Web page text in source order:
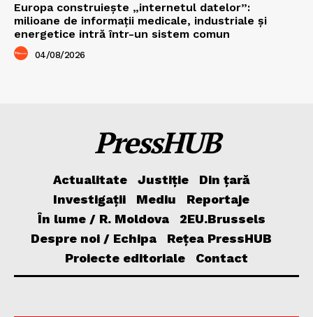
Europa construiește „internetul datelor”:
milioane de informații medicale, industriale și
energetice intră într-un sistem comun
04/08/2026
PressHUB
Actualitate Justiție
Din țară
Investigații
Mediu
Reportaje
În lume / R. Moldova
2EU.Brussels
Despre noi / Echipa
Rețea PressHUB
Proiecte editoriale
Contact